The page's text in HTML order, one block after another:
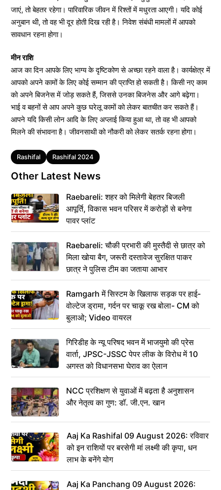
जाएं, तो बेहतर रहेगा। पारिवारिक जीवन में रिश्तों में मधुरता आएगी। यदि कोई
अनुबान थी, तो वह भी दूर होती दिख रही है। निवेश संबंधी मामलों में आपको
सावधान रहना होगा।
मीन राशि
आज का दिन आपके लिए भाग्य के दृष्टिकोण से अच्छा रहने वाला है। कार्यक्षेत्र में
आपको अपने कामों के लिए कोई सम्मान की प्राप्ति हो सकती है। किसी नए काम
को अपने बिजनेस में जोड़ सकते हैं, जिससे उनका बिजनेस और आगे बढ़ेगा।
भाई व बहनों से आप अपने कुछ घरेलू कामों को लेकर बातचीत कर सकते हैं।
आपने यदि किसी लोन आदि के लिए अप्लाई किया हुआ था, तो वह भी आपको
मिलने की संभावना है। जीवनसाथी को नौकरी को लेकर सतर्क रहना होगा।
Tags
Rashifal Rashifal 2024
Other Latest News
Raebareli: शहर को मिलेगी बेहतर बिजली
आपूर्ति, विकास भवन परिसर में करोड़ों से बनेगा
पावर प्लांट
Raebareli: चौकी प्रभारी की मुस्तैदी से छात्र को
मिला खोया बैग, जरूरी दस्तावेज सुरक्षित पाकर
छात्र ने पुलिस टीम का जताया आभार
Ramgarh में सिस्टम के खिलाफ सड़क पर हाई-
वोल्टेज ड्रामा, गर्दन पर चाकू रख बोला- CM को
बुलाओ; Video वायरल
गिरिडीह के न्यू परिषद भवन में भाजयुमो की प्रेस
वार्ता, JPSC-JSSC पेपर लीक के विरोध में 10
अगस्त को विधानसभा घेराव का ऐलान
NCC प्रशिक्षण से युवाओं में बढ़ता है अनुशासन
और नेतृत्व का गुण: डॉ. जी.एन. खान
Aaj Ka Rashifal 09 August 2026: रविवार
को इन राशियों पर बरसेगी मां लक्ष्मी की कृपा, धन
लाभ के बनेंगे योग
Aaj Ka Panchang 09 August 2026: